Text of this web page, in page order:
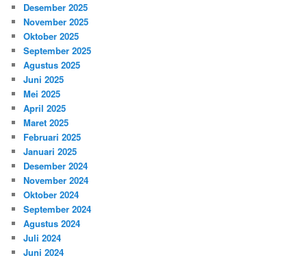
Desember 2025
November 2025
Oktober 2025
September 2025
Agustus 2025
Juni 2025
Mei 2025
April 2025
Maret 2025
Februari 2025
Januari 2025
Desember 2024
November 2024
Oktober 2024
September 2024
Agustus 2024
Juli 2024
Juni 2024